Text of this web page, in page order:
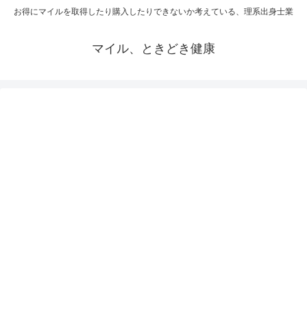
お得にマイルを取得したり購入したりできないか考えている、理系出身士業
マイル、ときどき健康